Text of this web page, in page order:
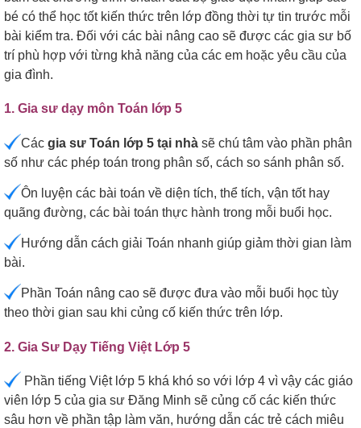
bé có thể học tốt kiến thức trên lớp đồng thời tự tin trước mỗi
bài kiểm tra. Đối với các bài nâng cao sẽ được các gia sư bố
trí phù hợp với từng khả năng của các em hoặc yêu cầu của
gia đình.
1. Gia sư dạy môn Toán lớp 5
Các gia sư Toán lớp 5 tại nhà sẽ chú tâm vào phần phân
số như các phép toán trong phân số, cách so sánh phân số.
Ôn luyện các bài toán về diện tích, thể tích, vận tốt hay
quãng đường, các bài toán thực hành trong mỗi buổi học.
Hướng dẫn cách giải Toán nhanh giúp giảm thời gian làm
bài.
Phần Toán nâng cao sẽ được đưa vào mỗi buổi học tùy
theo thời gian sau khi củng cố kiến thức trên lớp.
2. Gia Sư Dạy Tiếng Việt Lớp 5
Phần tiếng Việt lớp 5 khá khó so với lớp 4 vì vậy các giáo
viên lớp 5 của gia sư Đăng Minh sẽ củng cố các kiến thức
sâu hơn về phần tập làm văn, hướng dẫn các trẻ cách miêu